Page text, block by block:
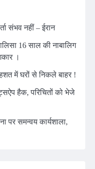
संभव नहीं – ईरान
16 साल की नाबालिग
।
में घरों से निकले बाहर !
हैक, परिचितों को भेजे
पर समन्वय कार्यशाला,